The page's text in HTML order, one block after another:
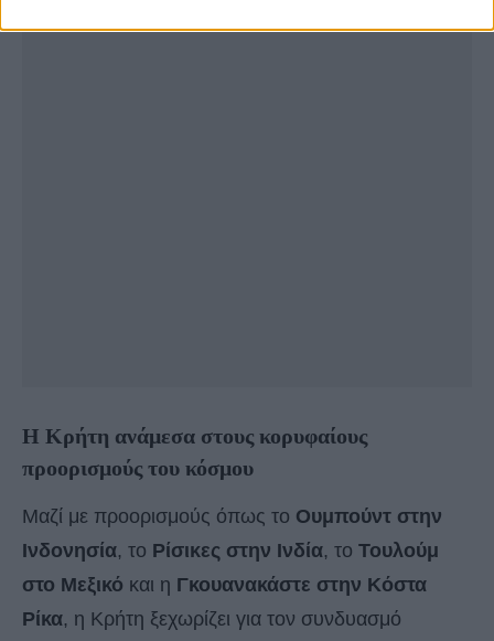
Η Κρήτη ανάμεσα στους κορυφαίους
προορισμούς του κόσμου
Μαζί με προορισμούς όπως το Ουμπούντ στην
Ινδονησία, το Ρίσικες στην Ινδία, το Τουλούμ
στο Μεξικό και η Γκουανακάστε στην Κόστα
Ρίκα, η Κρήτη ξεχωρίζει για τον συνδυασμό